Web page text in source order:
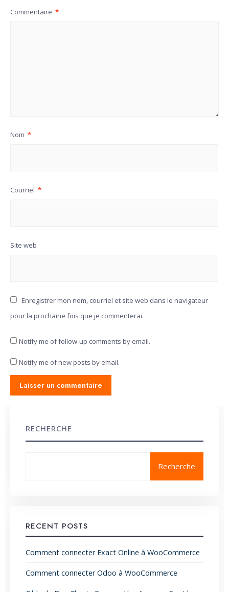
Commentaire *
Nom *
Courriel *
Site web
Enregistrer mon nom, courriel et site web dans le navigateur
pour la prochaine fois que je commenterai.
Notify me of follow-up comments by email.
Notify me of new posts by email.
RECHERCHE
Recherche
RECENT POSTS
Comment connecter Exact Online à WooCommerce
Comment connecter Odoo à WooCommerce